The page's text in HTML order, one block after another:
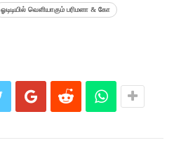
ஓடிடியில் வெளியாகும் பரிமளா & கோ